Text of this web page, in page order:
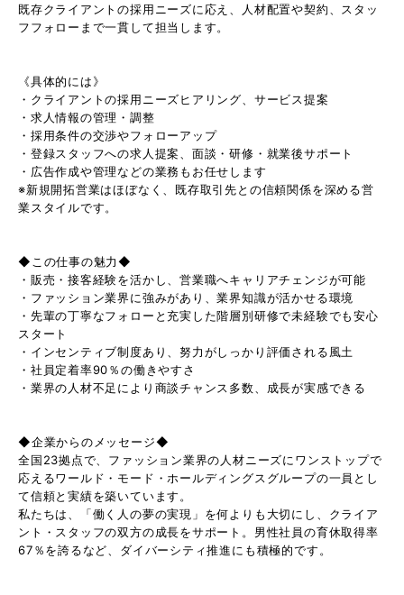
既存クライアントの採用ニーズに応え、人材配置や契約、スタッ
フフォローまで一貫して担当します。
《具体的には》
・クライアントの採用ニーズヒアリング、サービス提案
・求人情報の管理・調整
・採用条件の交渉やフォローアップ
・登録スタッフへの求人提案、面談・研修・就業後サポート
・広告作成や管理などの業務もお任せします
※新規開拓営業はほぼなく、既存取引先との信頼関係を深める営
業スタイルです。
◆この仕事の魅力◆
・販売・接客経験を活かし、営業職へキャリアチェンジが可能
・ファッション業界に強みがあり、業界知識が活かせる環境
・先輩の丁寧なフォローと充実した階層別研修で未経験でも安心
スタート
・インセンティブ制度あり、努力がしっかり評価される風土
・社員定着率90％の働きやすさ
・業界の人材不足により商談チャンス多数、成長が実感できる
◆企業からのメッセージ◆
全国23拠点で、ファッション業界の人材ニーズにワンストップで
応えるワールド・モード・ホールディングスグループの一員とし
て信頼と実績を築いています。
私たちは、「働く人の夢の実現」を何よりも大切にし、クライア
ント・スタッフの双方の成長をサポート。男性社員の育休取得率
67％を誇るなど、ダイバーシティ推進にも積極的です。